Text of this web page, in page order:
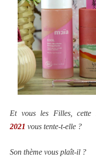
Et vous les Filles, cette
2021 vous tente-t-elle ?
Son thème vous plaît-il ?